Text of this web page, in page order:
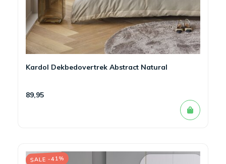
Kardol Dekbedovertrek Abstract Natural
89,95
SALE -41%